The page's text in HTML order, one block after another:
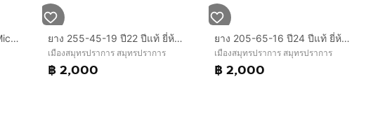
ยาง 225-50-18 ปี25 ยี่ห้อ Michelin primacy ยาง 255-45-19 ปี22 ปีแท้ ยี่ห้อ Michelin pilot sport 5
เมืองสมุทรปราการ สมุทรปราการ
฿ 2,000
ยาง 205-65-16 ปี24 ปีแท้ ยี่ห้อ Michelin primacy
เมืองสมุทรปราการ สมุทรปราการ
฿ 2,000